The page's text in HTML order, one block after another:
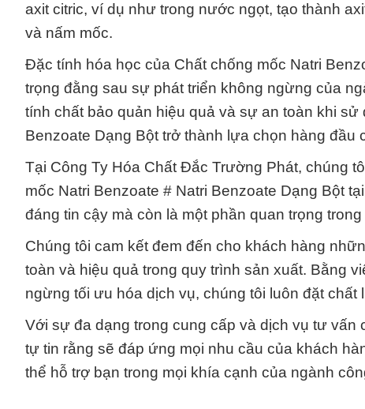
axit citric, ví dụ như trong nước ngọt, tạo thành
và nấm mốc.
Đặc tính hóa học của Chất chống mốc Natri
trọng đằng sau sự phát triển không ngừng của
tính chất bảo quản hiệu quả và sự an toàn khi
Benzoate Dạng Bột trở thành lựa chọn hàng
Tại Công Ty Hóa Chất Đắc Trường Phát, chúng
mốc Natri Benzoate # Natri Benzoate Dạng Bột
đáng tin cậy mà còn là một phần quan trọng
Chúng tôi cam kết đem đến cho khách hàng
toàn và hiệu quả trong quy trình sản xuất. Bằng
ngừng tối ưu hóa dịch vụ, chúng tôi luôn đặt
Với sự đa dạng trong cung cấp và dịch vụ tư
tự tin rằng sẽ đáp ứng mọi nhu cầu của khách
thể hỗ trợ bạn trong mọi khía cạnh của ngành